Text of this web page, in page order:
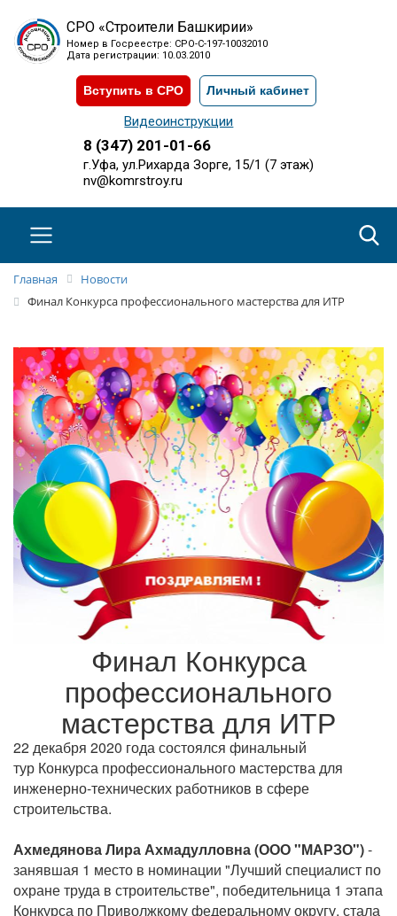
СРО «Строители Башкирии»
Номер в Госреестре: СРО-С-197-10032010
Дата регистрации: 10.03.2010
Вступить в СРО Личный кабинет
Видеоинструкции
8 (347) 201-01-66
г.Уфа, ул.Рихарда Зорге, 15/1 (7 этаж)
nv@komrstroy.ru
Главная
Новости
Финал Конкурса профессионального мастерства для ИТР
Финал Конкурса
профессионального
мастерства для ИТР
22 декабря 2020 года состоялся финальный
тур Конкурса профессионального мастерства для
инженерно-технических работников в сфере
строительства.
Ахмедянова Лира Ахмадулловна (ООО "МАРЗО")-
занявшая 1 место в номинации "Лучший специалист по
охране труда в строительстве", победительница 1 этапа
Конкурса по Приволжкому федеральному округу, стала